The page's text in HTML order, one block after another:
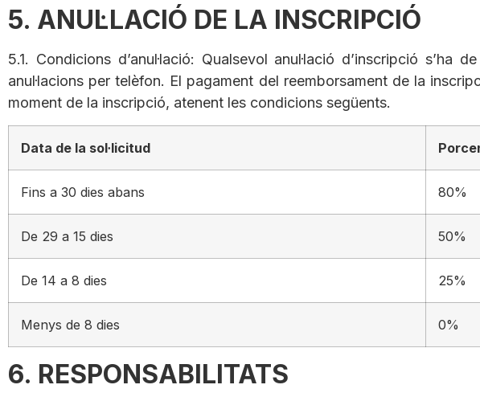
5. ANUL·LACIÓ DE LA INSCRIPCIÓ
5.1. Condicions d’anul·lació: Qualsevol anul·lació d’inscripció s’ha
anul·lacions per telèfon. El pagament del reemborsament de la
moment de la inscripció, atenent les condicions següents.
Data de la sol·licitud
Fins a 30 dies abans 80%
De 29 a 15 dies 50%
De 14 a 8 dies 25%
Menys de 8 dies 0%
6. RESPONSABILITATS